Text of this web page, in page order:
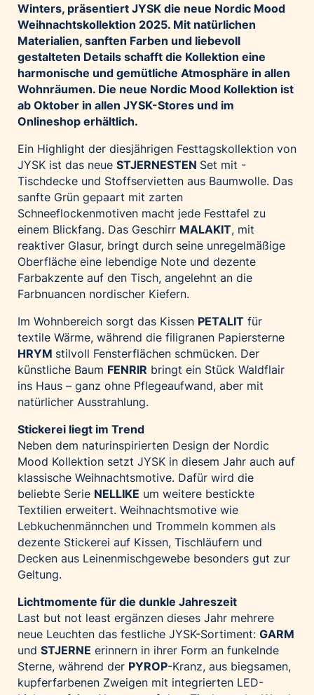
Neuroth
öbv – Österreichischer Bundesverlag
Ökopharm
Palfinger AG
Polestar
REXEL Austria
Starbucks
Superbrands Austria
Tante Fanny
Vollpension
win2day
Wolt
woom bikes
Winters, präsentiert JYSK die neue Nordic Mood
Weihnachtskollektion 2025. Mit natürlichen
Materialien, sanften Farben und liebevoll
gestalteten Details schafft die Kollektion eine
harmonische und gemütliche Atmosphäre in allen
Wohnräumen. Die neue Nordic Mood Kollektion ist
ab Oktober in allen JYSK-Stores und im
Onlineshop erhältlich.
Ein Highlight der diesjährigen Festtagskollektion von
JYSK ist das neue STJERNESTEN Set mit -
Tischdecke und Stoffservietten aus Baumwolle. Das
sanfte Grün gepaart mit zarten
Schneeflockenmotiven macht jede Festtafel zu
einem Blickfang. Das Geschirr MALAKIT, mit
reaktiver Glasur, bringt durch seine unregelmäßige
Oberfläche eine lebendige Note und dezente
Farbakzente auf den Tisch, angelehnt an die
Farbnuancen nordischer Kiefern.
Im Wohnbereich sorgt das Kissen PETALIT für
textile Wärme, während die filigranen Papiersterne
HRYM stilvoll Fensterflächen schmücken. Der
künstliche Baum FENRIR bringt ein Stück Waldflair
ins Haus – ganz ohne Pflegeaufwand, aber mit
natürlicher Ausstrahlung.
Stickerei liegt im Trend
Neben dem naturinspirierten Design der Nordic
Mood Kollektion setzt JYSK in diesem Jahr auch auf
klassische Weihnachtsmotive. Dafür wird die
beliebte Serie NELLIKE um weitere bestickte
Textilien erweitert. Weihnachtsmotive wie
Lebkuchenmännchen und Trommeln kommen als
dezente Stickerei auf Kissen, Tischläufern und
Decken aus Leinenmischgewebe besonders gut zur
Geltung.
Lichtmomente für die dunkle Jahreszeit
Last but not least ergänzen dieses Jahr mehrere
neue Leuchten das festliche JYSK-Sortiment: GARM
und STJERNE erinnern in ihrer Form an funkelnde
Sterne, während der PYROP-Kranz, aus biegsamen,
kupferfarbenen Zweigen mit integrierten LED-